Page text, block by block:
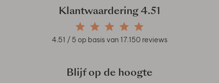
Klantwaardering 4.51
4.51 / 5 op basis van 17.150 reviews
Blijf op de hoogte